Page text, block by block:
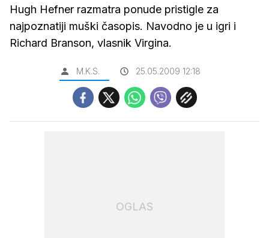
Hugh Hefner razmatra ponude pristigle za
najpoznatiji muški časopis. Navodno je u igri i
Richard Branson, vlasnik Virgina.
M.K.S. 25.05.2009 12:18
OGLAS